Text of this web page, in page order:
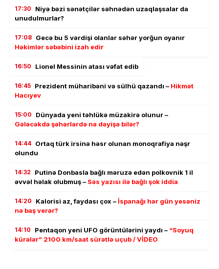
17:30
Niyə bəzi sənətçilər səhnədən uzaqlaşsalar da
unudulmurlar?
17:08 Gecə bu 5 vərdişi olanlar səhər yorğun oyanır
Həkimlər səbəbini izah edir
16:50 Lionel Messinin atası vəfat edib
16:45 Prezident müharibəni və sülhü qazandı – Hikmət
Hacıyev
15:00
Dünyada yeni təhlükə müzakirə olunur –
Gələcəkdə şəhərlərdə nə dəyişə bilər?
14:44 Ortaq türk irsinə həsr olunan monoqrafiya nəşr
olundu
14:32
Putinə Donbasla bağlı məruzə edən polkovnik 1 il
əvvəl həlak olubmuş – Səs yazısı ilə bağlı şok iddia
14:20 Kalorisi az, faydası çox –İspanağı hər gün yesəniz
nə baş verər?
14:10 Pentaqon yeni UFO görüntülərini yaydı – “Soyuq
kürələr” 2100 km/saat sürətlə uçub / VİDEO